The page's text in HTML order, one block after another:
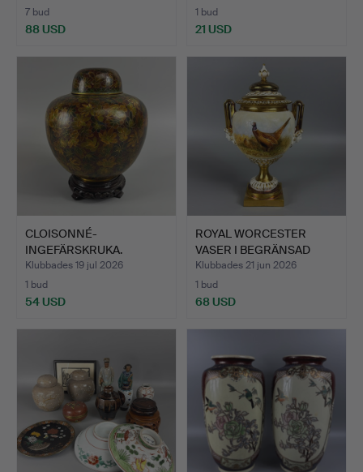
7 bud
88 USD
1 bud
21 USD
CLOISONNÉ-
INGEFÄRSKRUKA.
Klubbades 19 jul 2026
1 bud
54 USD
ROYAL WORCESTER
VASER I BEGRÄNSAD
UPPLAGA.
Klubbades 21 jun 2026
1 bud
68 USD